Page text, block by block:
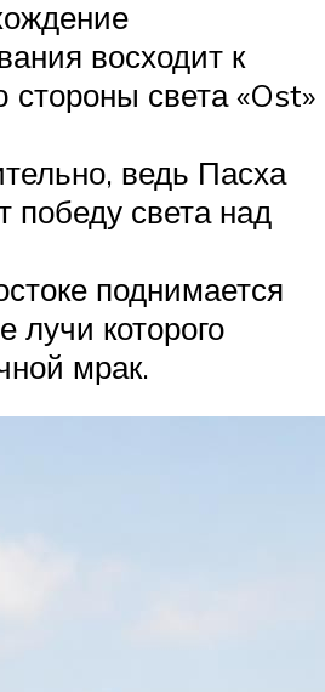
восходит к
света «Ost»
ведь Пасха
победу света над
поднимается
лучи которого
мрак.